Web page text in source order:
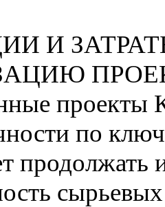
И
проекты
по
продолжать